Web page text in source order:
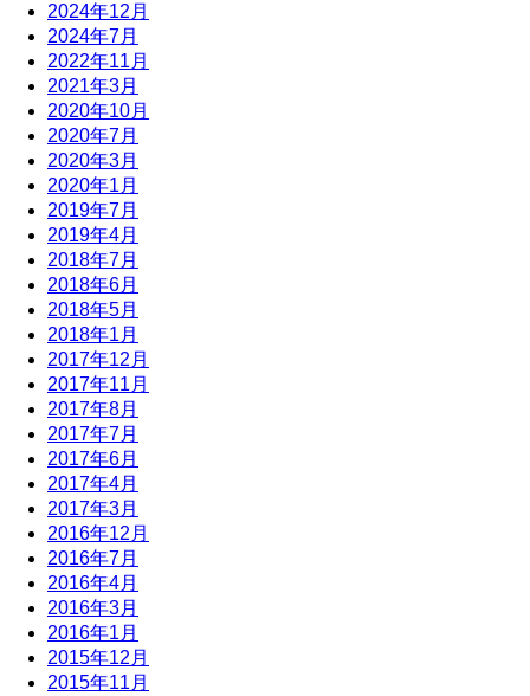
2024年12月
2024年7月
2022年11月
2021年3月
2020年10月
2020年7月
2020年3月
2020年1月
2019年7月
2019年4月
2018年7月
2018年6月
2018年5月
2018年1月
2017年12月
2017年11月
2017年8月
2017年7月
2017年6月
2017年4月
2017年3月
2016年12月
2016年7月
2016年4月
2016年3月
2016年1月
2015年12月
2015年11月